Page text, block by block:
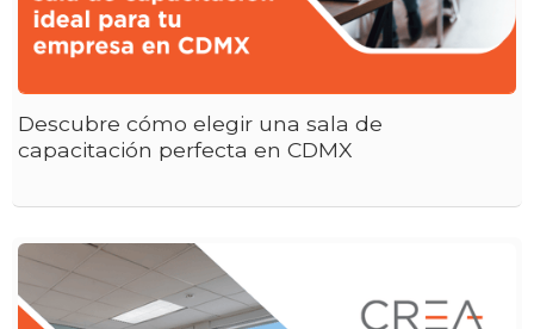
Descubre cómo elegir una sala de
capacitación perfecta en CDMX